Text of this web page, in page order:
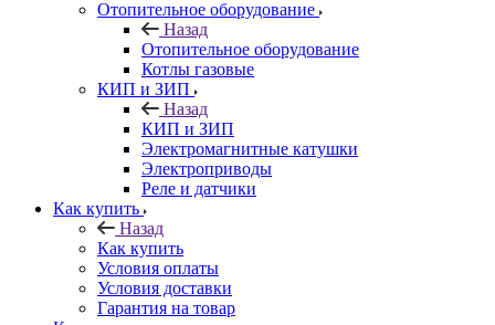
Отопительное оборудование
Назад
Отопительное оборудование
Котлы газовые
КИП и ЗИП
Назад
КИП и ЗИП
Электромагнитные катушки
Электроприводы
Реле и датчики
Как купить
Назад
Как купить
Условия оплаты
Условия доставки
Гарантия на товар